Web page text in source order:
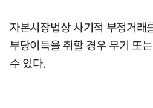
자본시장법상 사기적 부정거래
부당이득을 취할 경우 무기 또
수 있다.